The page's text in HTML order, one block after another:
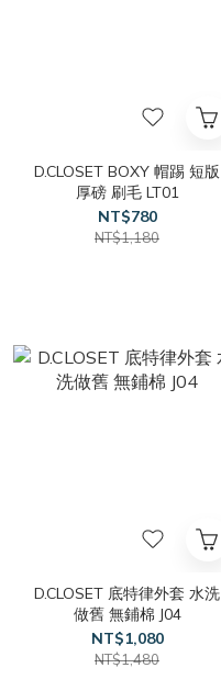
D.CLOSET BOXY 帽踢 短版
厚磅 刷毛 LT01
NT$780
NT$1,180
D.CLOSET 底特律外套 水洗
做舊 無鋪棉 J04
NT$1,080
NT$1,480